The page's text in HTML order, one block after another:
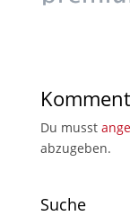
Du musst
abzugeben.
Suche